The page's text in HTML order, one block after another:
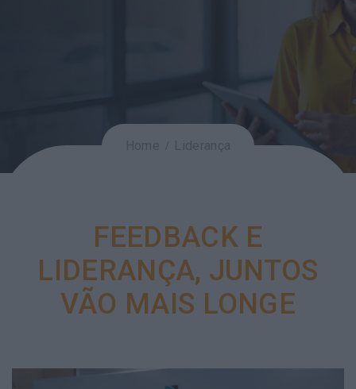
FEEDBACK E
LIDERANÇA, JUNTOS
VÃO MAIS LONGE